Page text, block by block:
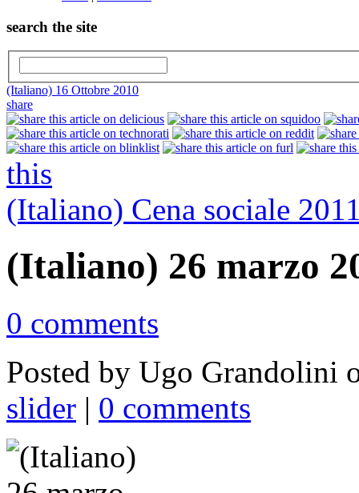
search the site
(Italiano) 16 Ottobre 2010
share
this
(Italiano) Cena sociale
(Italiano) 26 marzo
0 comments
Posted by Ugo Grandolini
slider | 0 comments